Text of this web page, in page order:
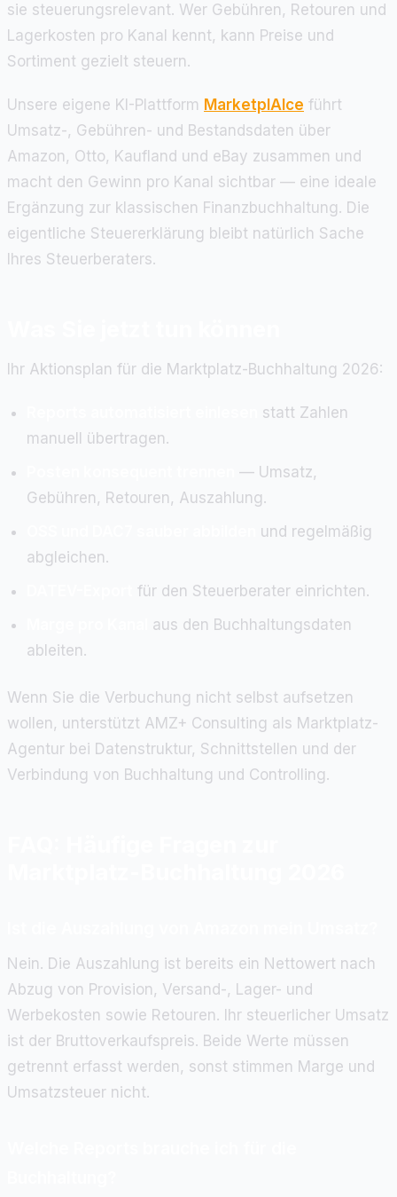
sie steuerungsrelevant. Wer Gebühren, Retouren und
Lagerkosten pro Kanal kennt, kann Preise und
Sortiment gezielt steuern.
Unsere eigene KI-Plattform MarketplAIce führt
Umsatz-, Gebühren- und Bestandsdaten über
Amazon, Otto, Kaufland und eBay zusammen und
macht den Gewinn pro Kanal sichtbar — eine ideale
Ergänzung zur klassischen Finanzbuchhaltung. Die
eigentliche Steuererklärung bleibt natürlich Sache
Ihres Steuerberaters.
Ihr Aktionsplan für die Marktplatz-Buchhaltung 2026:
statt Zahlen
manuell übertragen.
— Umsatz,
Gebühren, Retouren, Auszahlung.
und regelmäßig
abgleichen.
für den Steuerberater einrichten.
aus den Buchhaltungsdaten
ableiten.
Wenn Sie die Verbuchung nicht selbst aufsetzen
wollen, unterstützt AMZ+ Consulting als Marktplatz-
Agentur bei Datenstruktur, Schnittstellen und der
Verbindung von Buchhaltung und Controlling.
Nein. Die Auszahlung ist bereits ein Nettowert nach
Abzug von Provision, Versand-, Lager- und
Werbekosten sowie Retouren. Ihr steuerlicher Umsatz
ist der Bruttoverkaufspreis. Beide Werte müssen
getrennt erfasst werden, sonst stimmen Marge und
Umsatzsteuer nicht.